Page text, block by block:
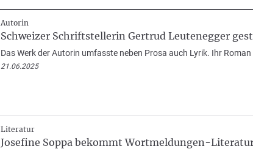
Autorin
Schweizer Schriftstellerin Gertrud Leutenegger
Das Werk der Autorin umfasste neben Prosa auch Lyrik. Ihr
21.06.2025
Literatur
Josefine Soppa bekommt Wortmeldungen-